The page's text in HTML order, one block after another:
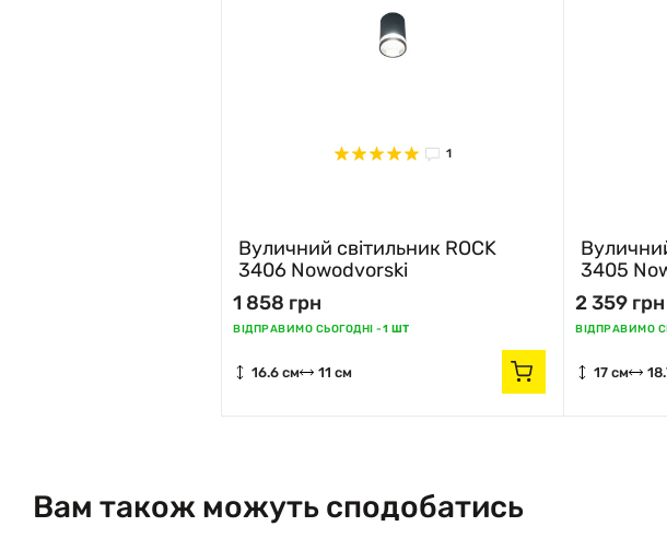
1
Вуличний світильник ROCK
3406 Nowodvorski
1 858 грн
ВІДПРАВИМО СЬОГОДНІ -1 ШТ
16.6 см 11 см
3405
2 359 грн
ВІДПРАВИМО
17 см
Вам також можуть сподобатись